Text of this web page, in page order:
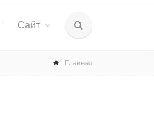
Сайт
Главная